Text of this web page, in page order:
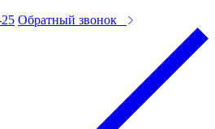
Обратный звонок